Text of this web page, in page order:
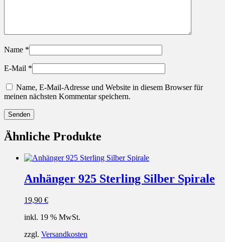
Name *
E-Mail *
Name, E-Mail-Adresse und Website in diesem Browser für
meinen nächsten Kommentar speichern.
Ähnliche Produkte
Anhänger 925 Sterling Silber Spirale
19,90 €
inkl. 19 % MwSt.
zzgl. Versandkosten